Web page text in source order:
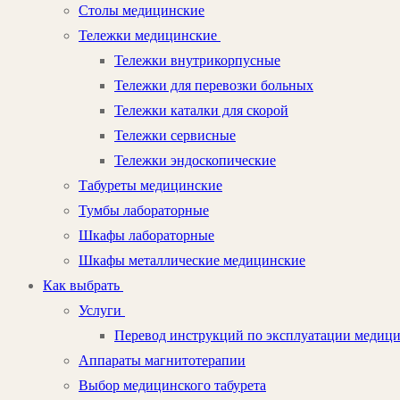
Столы медицинские
Тележки медицинские
Тележки внутрикорпусные
Тележки для перевозки больных
Тележки каталки для скорой
Тележки сервисные
Тележки эндоскопические
Табуреты медицинские
Тумбы лабораторные
Шкафы лабораторные
Шкафы металлические медицинские
Как выбрать
Услуги
Перевод инструкций по эксплуатации
Аппараты магнитотерапии
Выбор медицинского табурета